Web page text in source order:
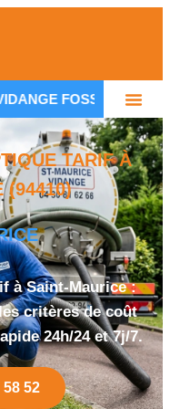
SEPTIQUE SAINT-
TARIF À
(94410)
à Saint-Maurice :
critères de coût
24h/24 et 7j/7.
58 52